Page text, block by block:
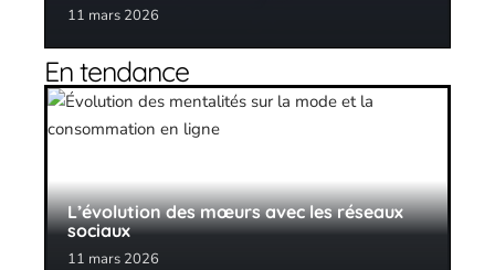
11 mars 2026
En tendance
L’évolution des mœurs avec les réseaux
sociaux
11 mars 2026